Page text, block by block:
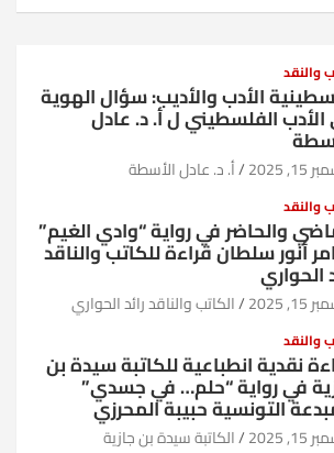
والنقد
الأدب والأديب: سؤال الهوية
الفلسطيني ل أ. د. عادل
2025 أ. د. عادل الأسطة
والنقد
والحاضر في رواية “وادي الغيم”
أنور سلطان قراءة للكاتب والناقد
الحواري
2025 الكاتب والناقد رائد الحواري
والنقد
نقدية انطباعية للكاتبة سيدة بن
في رواية “حلم… في جسدي”
التونسية حبيبة المحرزي
2025 الكاتبة سيدة بن جازية